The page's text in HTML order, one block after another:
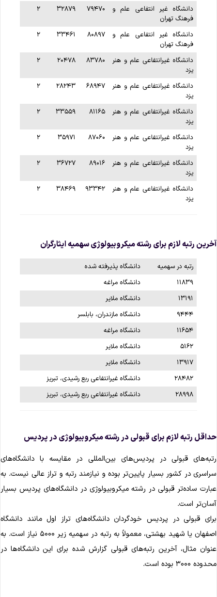
دانشگاه غیر انتفاعی علم و
فرهنگ تهران
۷۹۴۷۰ ۳۲۸۷۹ ۲
دانشگاه غیر انتفاعی علم و
فرهنگ تهران
۸۰۸۹۷ ۳۳۴۶۱ ۲
دانشگاه غیرانتفاعی علم و هنر
یزد
۸۳۷۸۰ ۲۰۴۷۸ ۲
دانشگاه غیرانتفاعی علم و هنر
یزد
۶۸۹۴۷ ۲۸۲۴۳ ۲
دانشگاه غیرانتفاعی علم و هنر
یزد
۸۱۱۶۵ ۳۳۵۵۹ ۲
دانشگاه غیرانتفاعی علم و هنر
یزد
۸۷۰۶۰ ۳۵۹۷۱ ۲
دانشگاه غیرانتفاعی علم و هنر
یزد
۸۹۰۱۶ ۳۶۷۲۷ ۲
دانشگاه غیرانتفاعی علم و هنر
یزد
۹۳۳۴۲ ۳۸۴۶۹ ۲
رتبه لازم برای رشته‌ میکروبیولوژی سهمیه ایثارگران
رتبه در سهمیه
دانشگاه پذیرفته‌ شده‌
۱۱۸۳۹
دانشگاه مراغه
۱۳۱۹۱
دانشگاه ملایر
۹۴۴۴
دانشگاه مازندران، بابلسر
۱۱۶۵۴
دانشگاه مراغه
۵۱۶۲
دانشگاه ملایر
۱۳۹۱۷
دانشگاه ملایر
۲۸۴۸۲
دانشگاه غیرانتفاعی ربع رشیدی، تبریز
۲۸۹۹۸
دانشگاه غیرانتفاعی ربع رشیدی، تبریز
رتبه لازم برای قبولی در رشته میکروبیولوژی در پردیس‌
قبولی در پردیس‌های بین‌المللی در مقایسه با دانشگاه‌های
در کشور بسیار پایین‌تر بوده و نیازمند رتبه و تراز عالی نیست. به
ساده‌تر قبولی در رشته میکروبیولوژی در دانشگاه‌های پردیس بسیار
است.
قبولی در پردیس خودگردان دانشگاه‌های تراز اول مانند دانشگاه
اصفهان یا شهید بهشتی، معمولاً به رتبه در سهمیه زیر ۵۰۰۰ نیاز است. به
مثال، آخرین رتبه‌های قبولی گزارش شده برای این دانشگاه‌ها در
۳۰۰۰ بوده است.